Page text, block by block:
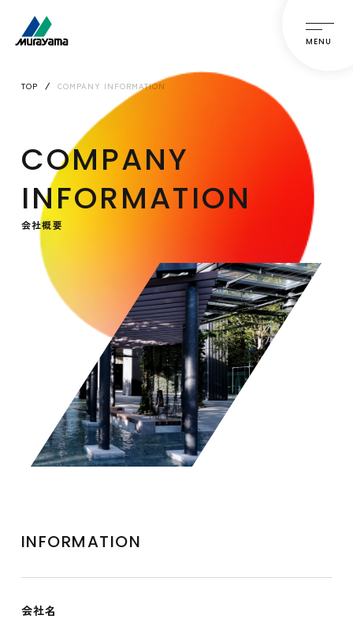
MENU
TOP COMPANY INFORMATION
会社概要
COMPANY
INFORMATION
INFORMATION
会社名